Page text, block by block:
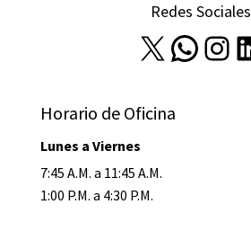
Redes Sociales
X WhatsApp Instagram LinkedIn
Horario de Oficina
Lunes a Viernes
7:45 A.M. a 11:45 A.M.
1:00 P.M. a 4:30 P.M.